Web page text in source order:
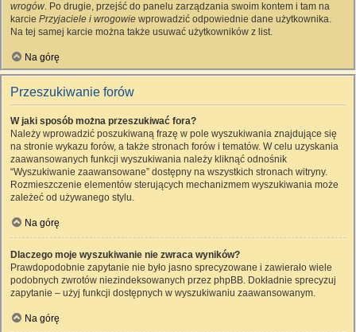
wrogów. Po drugie, przejść do panelu zarządzania swoim kontem i tam na
karcie Przyjaciele i wrogowie wprowadzić odpowiednie dane użytkownika.
Na tej samej karcie można także usuwać użytkowników z list.
Na górę
Przeszukiwanie forów
W jaki sposób można przeszukiwać fora?
Należy wprowadzić poszukiwaną frazę w pole wyszukiwania znajdujące się
na stronie wykazu forów, a także stronach forów i tematów. W celu uzyskania
zaawansowanych funkcji wyszukiwania należy kliknąć odnośnik
“Wyszukiwanie zaawansowane” dostępny na wszystkich stronach witryny.
Rozmieszczenie elementów sterujących mechanizmem wyszukiwania może
zależeć od używanego stylu.
Na górę
Dlaczego moje wyszukiwanie nie zwraca wyników?
Prawdopodobnie zapytanie nie było jasno sprecyzowane i zawierało wiele
podobnych zwrotów niezindeksowanych przez phpBB. Dokładnie sprecyzuj
zapytanie – użyj funkcji dostępnych w wyszukiwaniu zaawansowanym.
Na górę